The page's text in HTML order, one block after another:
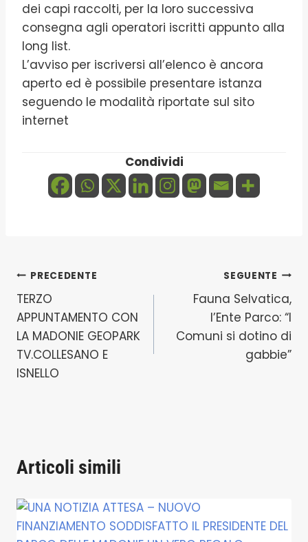
dei capi raccolti, per la loro successiva
consegna agli operatori iscritti appunto alla
long list.
L’avviso per iscriversi all’elenco è ancora
aperto ed è possibile presentare istanza
seguendo le modalità riportate sul sito
internet
Condividi
Navigazione
articoli
PRECEDENTE
TERZO
APPUNTAMENTO CON
LA MADONIE GEOPARK
TV.COLLESANO E
ISNELLO
SEGUENTE
Fauna Selvatica,
l’Ente Parco: “I
Comuni si dotino di
gabbie”
Articoli simili